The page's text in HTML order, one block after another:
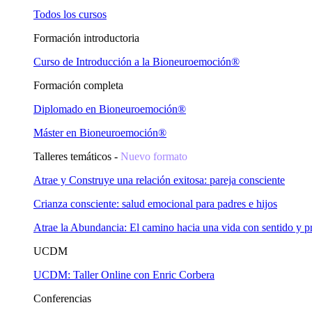
Todos los cursos
Formación introductoria
Curso de Introducción a la Bioneuroemoción®
Formación completa
Diplomado en Bioneuroemoción®
Máster en Bioneuroemoción®
Talleres temáticos - Nuevo formato
Atrae y Construye una relación exitosa: pareja consciente
Crianza consciente: salud emocional para padres e hijos
Atrae la Abundancia: El camino hacia una vida con sentido y
UCDM
UCDM: Taller Online con Enric Corbera
Conferencias